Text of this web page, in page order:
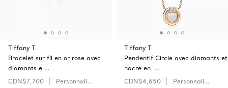
Tiffany T
Bracelet sur fil en or rose avec
diamants e …
CDN$7,700
Personnaliser
Tiffany T
Pendentif Circle avec diamants et
nacre en …
CDN$4,650
Personnaliser